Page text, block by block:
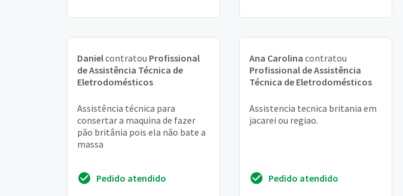
Danielcontratou Profissional
de Assistência Técnica de
Eletrodomésticos
Assistência técnica para
consertar a maquina de fazer
pão britânia pois ela não bate a
massa
Pedido atendido
Ana Carolina contratou
Profissional de Assistência
Técnica de Eletrodomésticos
Assistencia tecnica britania em
jacarei ou regiao.
Pedido atendido